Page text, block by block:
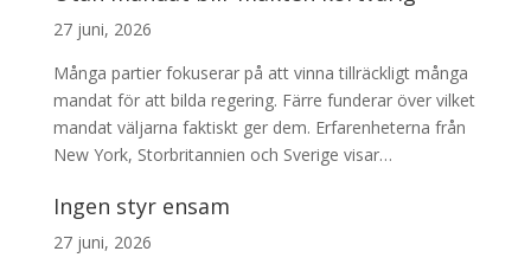
27 juni, 2026
Många partier fokuserar på att vinna tillräckligt många
mandat för att bilda regering. Färre funderar över vilket
mandat väljarna faktiskt ger dem. Erfarenheterna från
New York, Storbritannien och Sverige visar…
Ingen styr ensam
27 juni, 2026